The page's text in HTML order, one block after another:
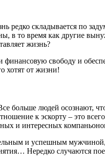
редко складывается по
в то время как другие
жизнь?
свободу и
хотят от жизни!
больше людей осознают,
к эскорту – это
и интересных
и успешным
Нередко случаются